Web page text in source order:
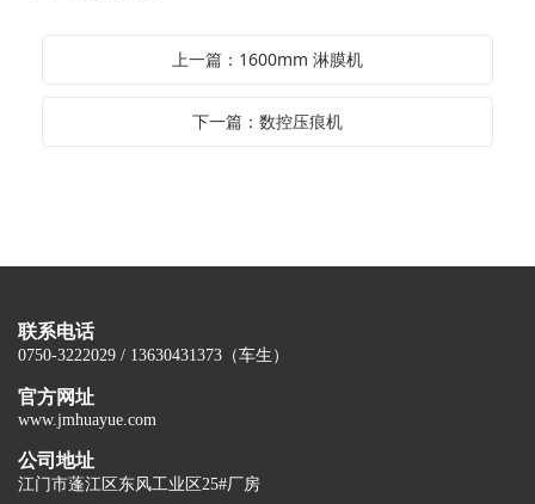
上一篇：1600mm 淋膜机
下一篇：数控压痕机
联系电话
0750-3222029 / 13630431373（车生）
官方网址
www.jmhuayue.com
公司地址
江门市蓬江区东风工业区25#厂房